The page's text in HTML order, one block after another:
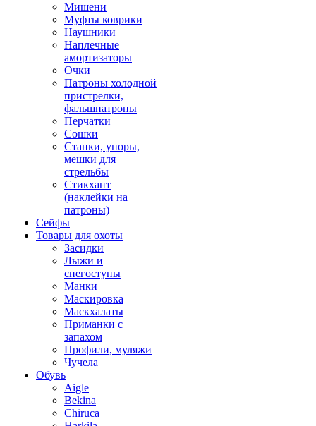
Мишени
Муфты коврики
Наушники
Наплечные
амортизаторы
Очки
Патроны холодной
пристрелки,
фальшпатроны
Перчатки
Сошки
Станки, упоры,
мешки для
стрельбы
Стикхант
(наклейки на
патроны)
Сейфы
Товары для охоты
Засидки
Лыжи и
снегоступы
Манки
Маскировка
Маскхалаты
Приманки с
запахом
Профили, муляжи
Чучела
Обувь
Aigle
Bekina
Chiruсa